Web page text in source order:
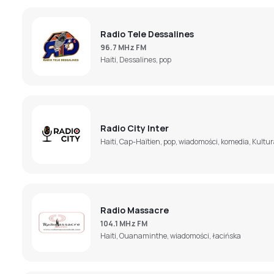
Radio Tele Dessalines
96.7 MHz FM
Haiti, Dessalines, pop
Radio City Inter
Haiti, Cap-Haïtien, pop, wiadomości, komedia,
Radio Massacre
104.1 MHz FM
Haiti, Ouanaminthe, wiadomości, łacińska